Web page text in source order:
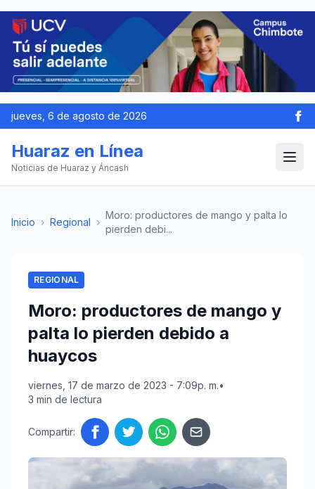
jueves, 6 de agosto de 2026
Huaraz en Línea
Noticias de Huaraz y Áncash
Inicio › Regional ›
Moro: productores de mango y palta lo
pierden debi...
REGIONAL
Moro: productores de mango y
palta lo pierden debido a
huaycos
viernes, 17 de marzo de 2023 - 7:09p. m.•
3 min de lectura
Compartir: